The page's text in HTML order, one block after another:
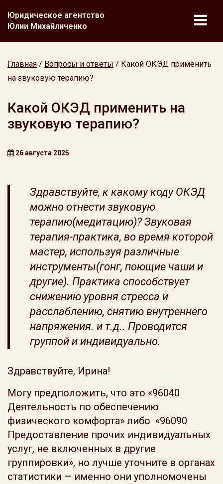
Юридическое агентство
Юлии Михайличенко
Главная / Вопросы и ответы / Какой ОКЭД применить
на звуковую терапию?
Какой ОКЭД применить на
звуковую терапию?
26 августа 2025
Здравствуйте, к какому коду ОКЭД
можно отнести звуковую
терапию(медитацию)? Звуковая
терапия-практика, во время которой
мастер, используя различные
инструменты(гонг, поющие чаши и
другие). Практика способствует
снижению уровня стресса и
расслаблению, снятию внутреннего
напряжения. и т.д.. Проводится
группой и индивидуально.
Здравствуйте, Ирина!
Могу предположить, что это «96040
Деятельность по обеспечению
физического комфорта» либо «96090
Предоставление прочих индивидуальных
услуг, не включенных в другие
группировки», но лучше уточните в органах
статистики — именно они уполномочены